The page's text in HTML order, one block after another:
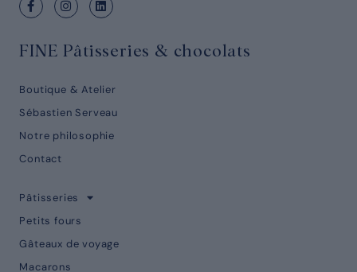
FINE Pâtisseries & chocolats
Boutique & Atelier
Sébastien Serveau
Notre philosophie
Contact
Pâtisseries
Petits fours
Gâteaux de voyage
Macarons